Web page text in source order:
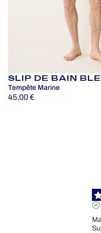
SLIP DE BAIN
Tempête Marine
45,00 €